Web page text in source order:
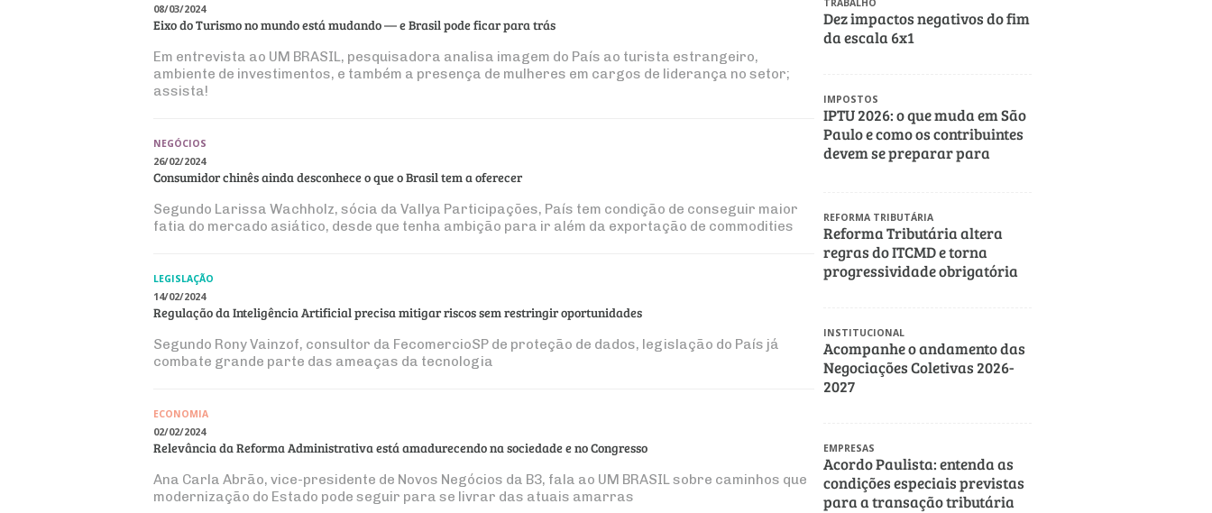
08/03/2024
Eixo do Turismo no mundo está mudando — e Brasil pode ficar para trás
Em entrevista ao UM BRASIL, pesquisadora analisa imagem do País ao turista estrangeiro,
ambiente de investimentos, e também a presença de mulheres em cargos de liderança no setor;
assista!
NEGÓCIOS
26/02/2024
Consumidor chinês ainda desconhece o que o Brasil tem a oferecer
Segundo Larissa Wachholz, sócia da Vallya Participações, País tem condição de conseguir maior
fatia do mercado asiático, desde que tenha ambição para ir além da exportação de commodities
LEGISLAÇÃO
14/02/2024
Regulação da Inteligência Artificial precisa mitigar riscos sem restringir oportunidades
Segundo Rony Vainzof, consultor da FecomercioSP de proteção de dados, legislação do País já
combate grande parte das ameaças da tecnologia
ECONOMIA
02/02/2024
Relevância da Reforma Administrativa está amadurecendo na sociedade e no Congresso
Ana Carla Abrão, vice-presidente de Novos Negócios da B3, fala ao UM BRASIL sobre caminhos que
modernização do Estado pode seguir para se livrar das atuais amarras
TRABALHO
Dez impactos negativos do fim
da escala 6x1
IMPOSTOS
IPTU 2026: o que muda em São
Paulo e como os contribuintes
devem se preparar para
REFORMA TRIBUTÁRIA
Reforma Tributária altera
regras do ITCMD e torna
progressividade obrigatória
INSTITUCIONAL
Acompanhe o andamento das
Negociações Coletivas 2026-
2027
EMPRESAS
Acordo Paulista: entenda as
condições especiais previstas
para a transação tributária